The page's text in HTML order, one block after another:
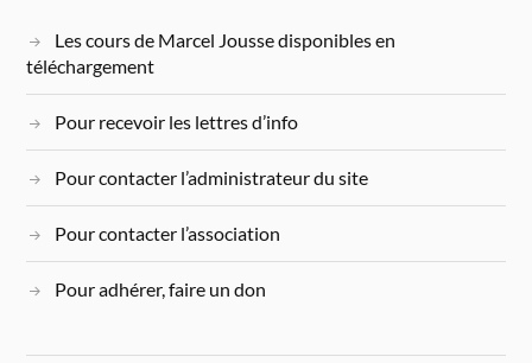
Les cours de Marcel Jousse disponibles en
téléchargement
Pour recevoir les lettres d’info
Pour contacter l’administrateur du site
Pour contacter l’association
Pour adhérer, faire un don